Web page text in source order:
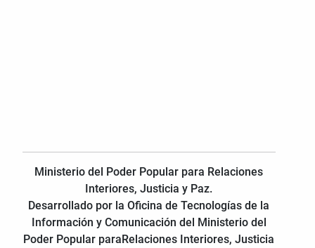
Ministerio del Poder Popular para Relaciones
Interiores, Justicia y Paz.
Desarrollado por la Oficina de Tecnologías de la
Información y Comunicación del Ministerio del
Poder Popular paraRelaciones Interiores, Justicia